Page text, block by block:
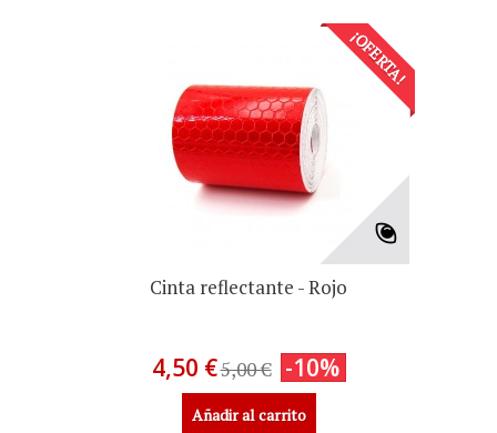
¡OFERTA!
Cinta reflectante - Rojo
4,50 €5,00 € -10%
Añadir al carrito